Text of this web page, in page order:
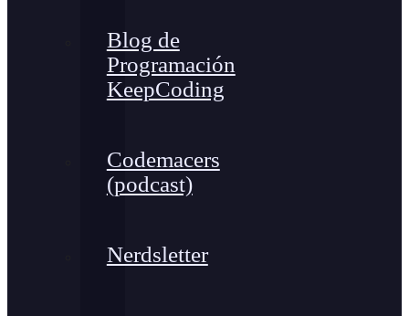
Blog de
Programación
KeepCoding
Codemacers
(podcast)
Nerdsletter